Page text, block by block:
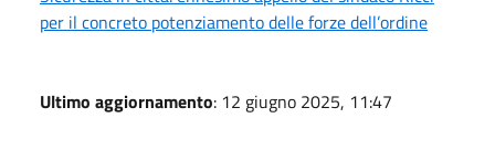
per il concreto potenziamento delle forze dell’ordine
Ultimo aggiornamento: 12 giugno 2025, 11:47